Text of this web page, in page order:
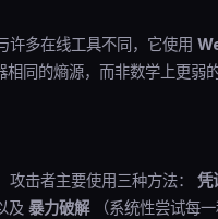
许多在线工具不同，它使用
同的熵源，而非数学上更弱
击者主要使用三种方法： 凭
及 暴力破解（系统性尝试每